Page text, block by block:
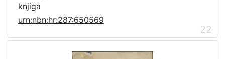
knjiga
urn:nbn:hr:287:650569
22